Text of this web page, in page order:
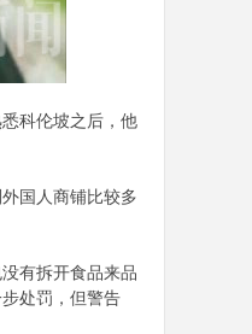
科伦坡之后，他
国人商铺比较多
有拆开食品来品
处罚，但警告